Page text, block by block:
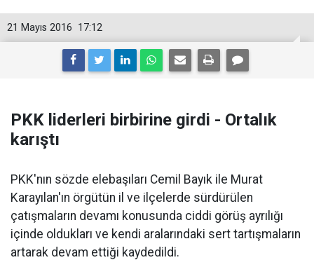
17:12
21 Mayıs 2016
PKK liderleri birbirine girdi - Ortalık
karıştı
PKK'nın sözde elebaşıları Cemil Bayık ile Murat
Karayılan'ın örgütün il ve ilçelerde sürdürülen
çatışmaların devamı konusunda ciddi görüş ayrılığı
içinde oldukları ve kendi aralarındaki sert tartışmaların
artarak devam ettiği kaydedildi.